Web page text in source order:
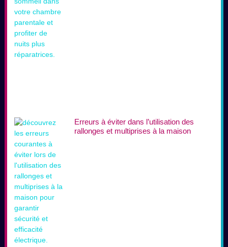
Erreurs à éviter dans l’utilisation des
rallonges et multiprises à la maison